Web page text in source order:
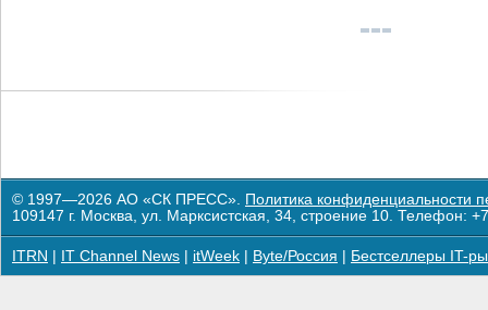
© 1997—2026 АО «СК ПРЕСС». Политика конфиденциальности
109147 г. Москва, ул. Марксистская, 34, строение 10. Телефон:
ITRN IT Channel News itWeek Byte/Россия Бестселлеры IT-